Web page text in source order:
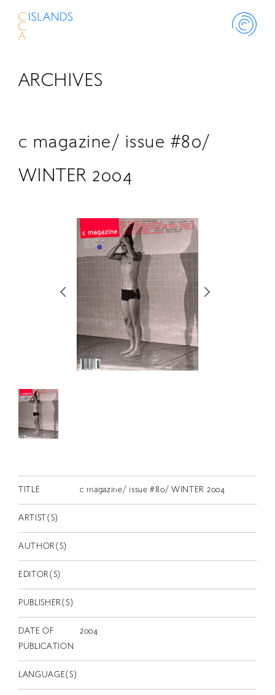
ABOUT
SCHOLARSHIP
RETRACE
出演者
スカラシップ受賞者
CONTACT
ARCHIVES
c magazine/ issue #80/
WINTER 2004
TITLE c magazine/ issue #80/ WINTER 2004
ARTIST(S)
AUTHOR(S)
EDITOR(S)
PUBLISHER(S)
DATE OF
PUBLICATION
2004
LANGUAGE(S)